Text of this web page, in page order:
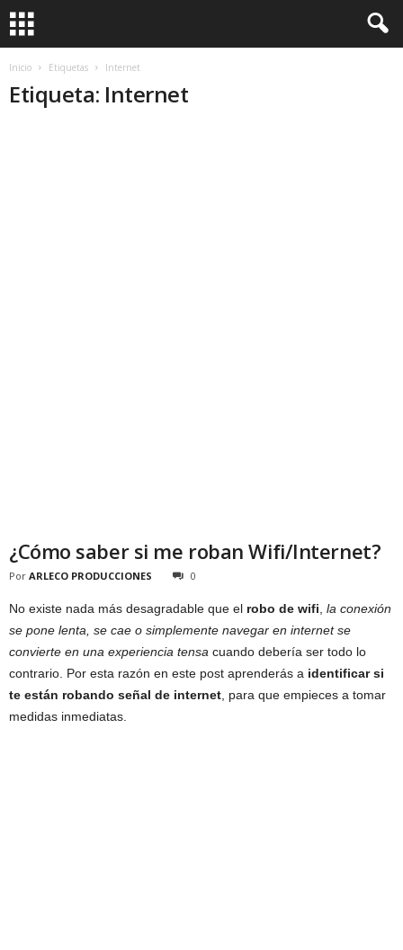
Inicio Etiquetas Internet
Etiqueta: Internet
¿Cómo saber si me roban Wifi/Internet?
Por ARLECO PRODUCCIONES 0
No existe nada más desagradable que el robo de wifi la conexión
se pone lenta, se cae o simplemente navegar en internet se
convierte en una experiencia tensa cuando debería ser todo lo
contrario. Por esta razón en este post aprenderás a identificar si
te están robando señal de internet , para que empieces a tomar
medidas inmediatas.